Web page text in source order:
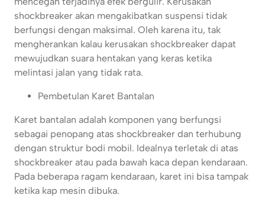
shockbreaker akan mengakibatkan suspensi tidak
berfungsi dengan maksimal. Oleh karena itu, tak
mengherankan kalau kerusakan shockbreaker dapat
mewujudkan suara hentakan yang keras ketika
melintasi jalan yang tidak rata.
Pembetulan Karet Bantalan
Karet bantalan adalah komponen yang berfungsi
sebagai penopang atas shockbreaker dan terhubung
dengan struktur bodi mobil. Idealnya terletak di atas
shockbreaker atau pada bawah kaca depan kendaraan.
Pada beberapa ragam kendaraan, karet ini bisa tampak
ketika kap mesin dibuka.